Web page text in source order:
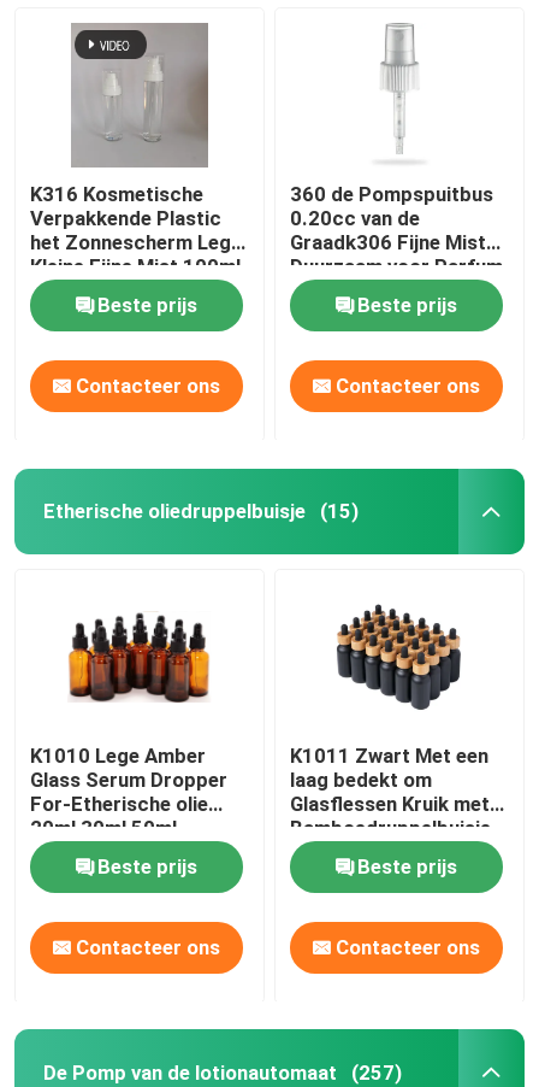
K316 Kosmetische
Verpakkende Plastic
het Zonnescherm Lege
Kleine Fijne Mist 100ml
125ml van
Huisdierenflessen
Beste prijs
Contacteer ons
360 de Pompspuitbus
0.20cc van de
Graadk306 Fijne Mist
Duurzaam voor Parfum
Beste prijs
Contacteer ons
Etherische oliedruppelbuisje (15)
K1010 Lege Amber
Glass Serum Dropper
For-Etherische olie
20ml 30ml 50ml
Beste prijs
Contacteer ons
K1011 Zwart Met een
laag bedekt om
Glasflessen Kruik met
Bamboedruppelbuisje
GLB
Beste prijs
Contacteer ons
De Pomp van de lotionautomaat (257)